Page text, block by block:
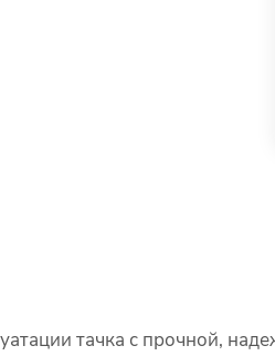
тачка с прочной,